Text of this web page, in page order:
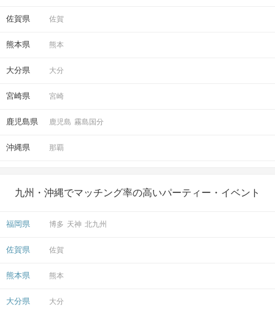
佐賀県 佐賀
熊本県 熊本
大分県 大分
宮崎県 宮崎
鹿児島県 鹿児島 霧島国分
沖縄県 那覇
九州・沖縄でマッチング率の高いパーティー・イベント
福岡県 博多 天神 北九州
佐賀県 佐賀
熊本県 熊本
大分県 大分